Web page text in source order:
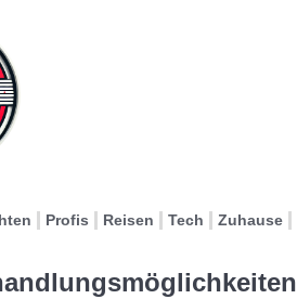
Profis Reisen Tech Zuhause